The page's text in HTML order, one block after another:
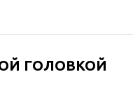
ГОЛОВКОЙ